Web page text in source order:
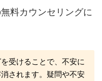
料カウンセリングに
受けることで、不安に
されます。疑問や不安